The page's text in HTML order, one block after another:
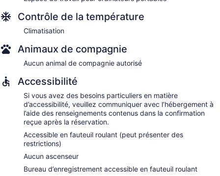
Contrôle de la température
Climatisation
Animaux de compagnie
Aucun animal de compagnie autorisé
Accessibilité
Si vous avez des besoins particuliers en matière
d’accessibilité, veuillez communiquer avec l’hébergement à
l’aide des renseignements contenus dans la confirmation
reçue après la réservation.
Accessible en fauteuil roulant (peut présenter des
restrictions)
Aucun ascenseur
Bureau d’enregistrement accessible en fauteuil roulant